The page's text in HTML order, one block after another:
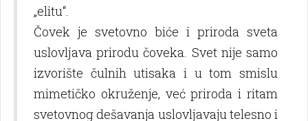
„elitu“.
Čovek je svetovno biće i priroda sveta
uslovlјava prirodu čoveka. Svet nije samo
izvorište čulnih utisaka i u tom smislu
mimetičko okruženje, već priroda i ritam
svetovnog dešavanja uslovlјavaju telesno i